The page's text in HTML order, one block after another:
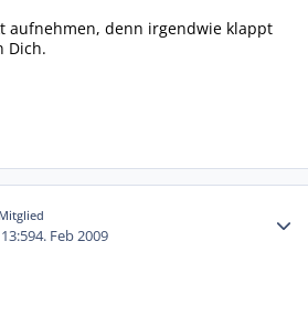
aufnehmen, denn irgendwie klappt
Dich.
Mitglied
4. Feb 2009